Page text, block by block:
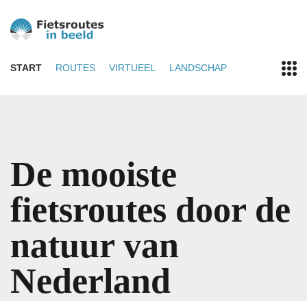
START ROUTES VIRTUEEL LANDSCHAP
De mooiste
fietsroutes door de
natuur van
Nederland